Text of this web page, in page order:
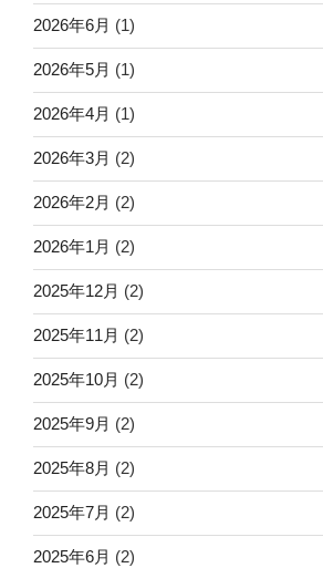
2026年6月 (1)
2026年5月 (1)
2026年4月 (1)
2026年3月 (2)
2026年2月 (2)
2026年1月 (2)
2025年12月 (2)
2025年11月 (2)
2025年10月 (2)
2025年9月 (2)
2025年8月 (2)
2025年7月 (2)
2025年6月 (2)